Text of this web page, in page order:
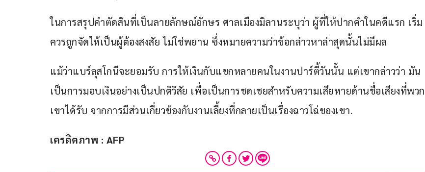
ในการสรุปคำตัดสินที่เป็นลายลักษณ์อักษร ศาลเมืองมิลานระบุว่า ผู้ที่ให้ปากคำในคดีแรก เริ่ม
ควรถูกจัดให้เป็นผู้ต้องสงสัย ไม่ใช่พยาน ซึ่งหมายความว่าข้อกล่าวหาล่าสุดนั้นไม่มีผล
แม้ว่าแบร์ลุสโกนีจะยอมรับ การให้เงินกับแขกหลายคนในงานปาร์ตี้วันนั้น แต่เขากล่าวว่า มัน
เป็นการมอบเงินอย่างเป็นปกติวิสัย เพื่อเป็นการชดเชยสำหรับความเสียหายด้านชื่อเสียงที่พวก
เขาได้รับ จากการมีส่วนเกี่ยวข้องกับงานเลี้ยงที่กลายเป็นเรื่องฉาวโฉ่ของเขา.
เครดิตภาพ : AFP